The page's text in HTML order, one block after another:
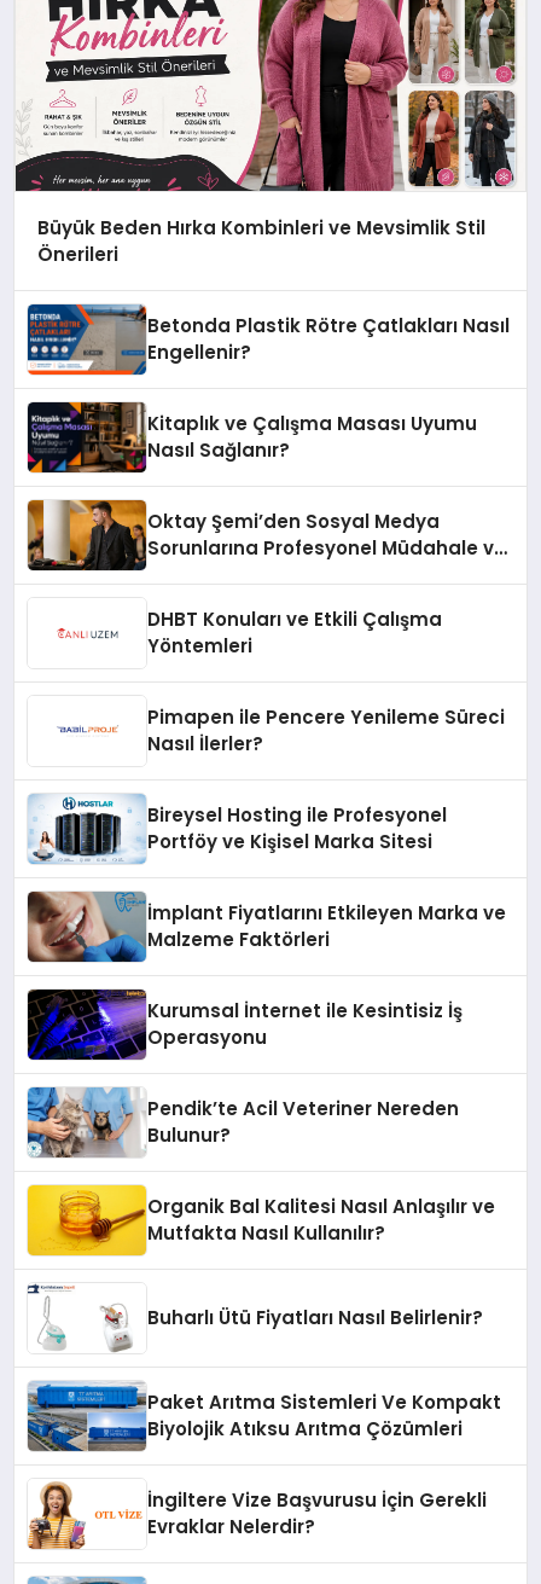
Büyük Beden Hırka Kombinleri ve Mevsimlik Stil
Önerileri
Betonda Plastik Rötre Çatlakları Nasıl
Engellenir?
Kitaplık ve Çalışma Masası Uyumu
Nasıl Sağlanır?
Oktay Şemi’den Sosyal Medya
Sorunlarına Profesyonel Müdahale ve
DHBT Konuları ve Etkili Çalışma
Yöntemleri
Pimapen ile Pencere Yenileme Süreci
Nasıl İlerler?
Bireysel Hosting ile Profesyonel
Portföy ve Kişisel Marka Sitesi
İmplant Fiyatlarını Etkileyen Marka ve
Malzeme Faktörleri
Kurumsal İnternet ile Kesintisiz İş
Operasyonu
Pendik’te Acil Veteriner Nereden
Bulunur?
Organik Bal Kalitesi Nasıl Anlaşılır ve
Mutfakta Nasıl Kullanılır?
Buharlı Ütü Fiyatları Nasıl Belirlenir?
Paket Arıtma Sistemleri Ve Kompakt
Biyolojik Atıksu Arıtma Çözümleri
İngiltere Vize Başvurusu İçin Gerekli
Evraklar Nelerdir?